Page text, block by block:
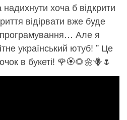
хоча б відкрити
відірвати вже буде
Але я
український ютуб! ” Це
в букеті! 🌹🏵️🌻🌼🪻🌷